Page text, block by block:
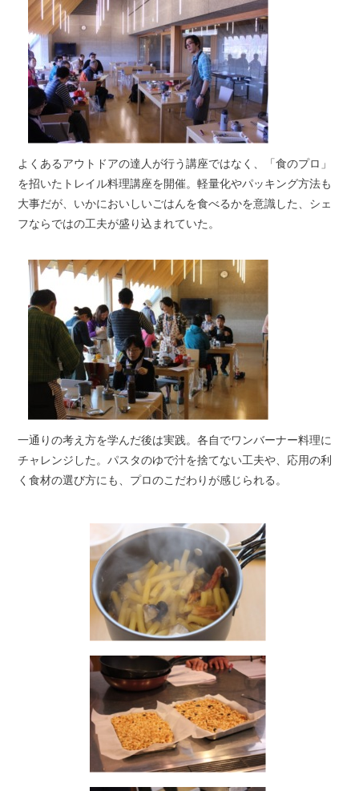
よくあるアウトドアの達人が行う講座ではなく、「食のプロ」
を招いたトレイル料理講座を開催。軽量化やパッキング方法も
大事だが、いかにおいしいごはんを食べるかを意識した、シェ
フならではの工夫が盛り込まれていた。
一通りの考え方を学んだ後は実践。各自でワンバーナー料理に
チャレンジした。パスタのゆで汁を捨てない工夫や、応用の利
く食材の選び方にも、プロのこだわりが感じられる。